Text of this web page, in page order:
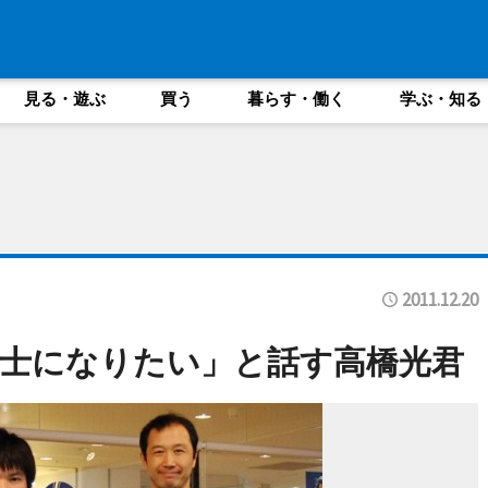
見る・遊ぶ 買う 暮らす・働く 学ぶ・知る
2011.12.20
になりたい」と話す高橋光君